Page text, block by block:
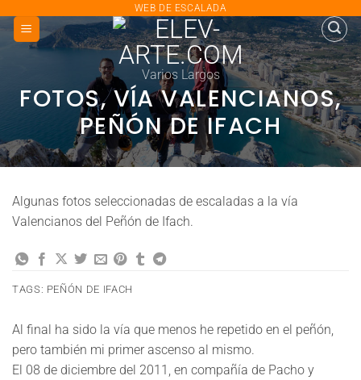
al
contenido
WEB DE ESCALADA
Varios Largos
FOTOS, VÍA VALENCIANOS,
PEÑÓN DE IFACH
Algunas fotos seleccionadas de escaladas a la vía
Valencianos del Peñón de Ifach.
TAGS: PEÑÓN DE IFACH
Al final ha sido la vía que menos he repetido en el peñón,
pero también mi primer ascenso al mismo.
El 08 de diciembre del 2011, en compañía de Pacho y